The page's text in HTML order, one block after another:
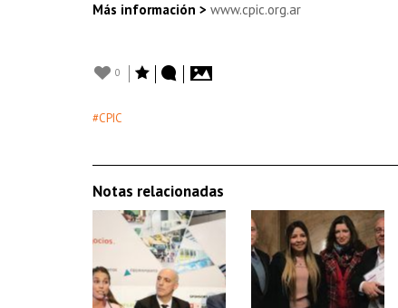
Más información > www.cpic.org.ar
0
#CPIC
Notas relacionadas